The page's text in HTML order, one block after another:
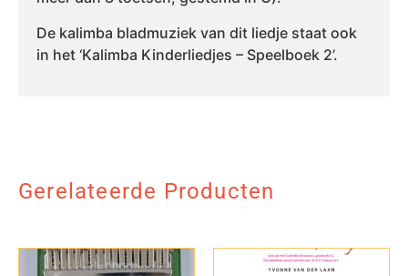
De kalimba bladmuziek van dit liedje staat ook
in het ‘Kalimba Kinderliedjes – Speelboek 2’.
Gerelateerde Producten